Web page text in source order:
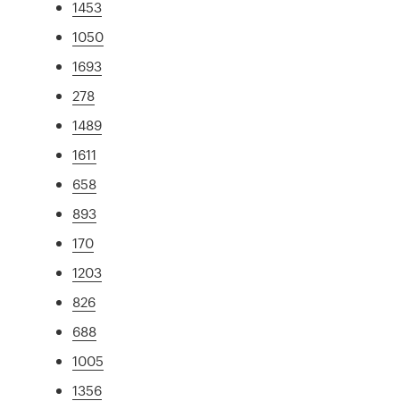
1453
1050
1693
278
1489
1611
658
893
170
1203
826
688
1005
1356